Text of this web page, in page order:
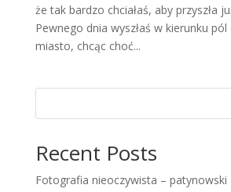
że tak bardzo chciałaś, aby przyszła
Pewnego dnia wyszłaś w kierunku
miasto, chcąc choć...
Recent Posts
Fotografia nieoczywista – patynowski